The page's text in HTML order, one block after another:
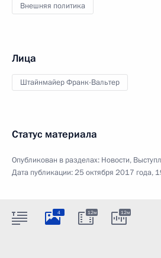
Внешняя политика
Лица
Штайнмайер Франк-Вальтер
Статус материала
Опубликован в разделах: Новости,
Дата публикации:25 октября 2017 года,
4 12м 12м